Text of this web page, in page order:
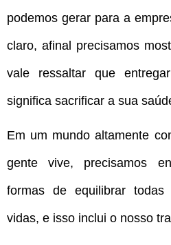
podemos gerar para a
claro, afinal precisamos
vale ressaltar que
significa sacrificar a sua
Em um mundo altamente
gente vive, precisamos
formas de equilibrar
vidas, e isso inclui o nosso